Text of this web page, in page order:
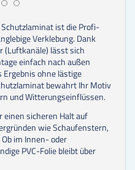
ist die Profi-
Verklebung. Dank
(Luftkanäle) lässt sich
einfach nach außen
ohne lästige
bewahrt Ihr Motiv
und Witterungseinflüssen.
einen sicheren Halt auf
wie Schaufenstern,
im Innen- oder
PVC-Folie bleibt über